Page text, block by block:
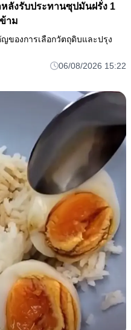
ลังรับประทานซุปมันฝรั่ง 1
าม
ของการเลือกวัตถุดิบและปรุง
06/08/2026 15:22